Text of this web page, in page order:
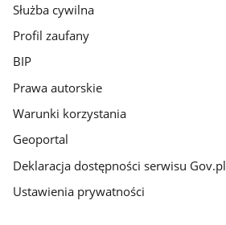
Służba cywilna
Profil zaufany
BIP
Prawa autorskie
Warunki korzystania
Geoportal
Deklaracja dostępności serwisu Gov.pl
Ustawienia prywatności